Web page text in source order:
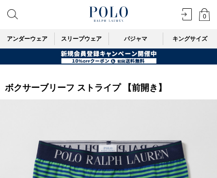
0
アンダーウェア スリープウェア パジャマ キングサイズ
ボクサーブリーフ ストライプ 【前開き】